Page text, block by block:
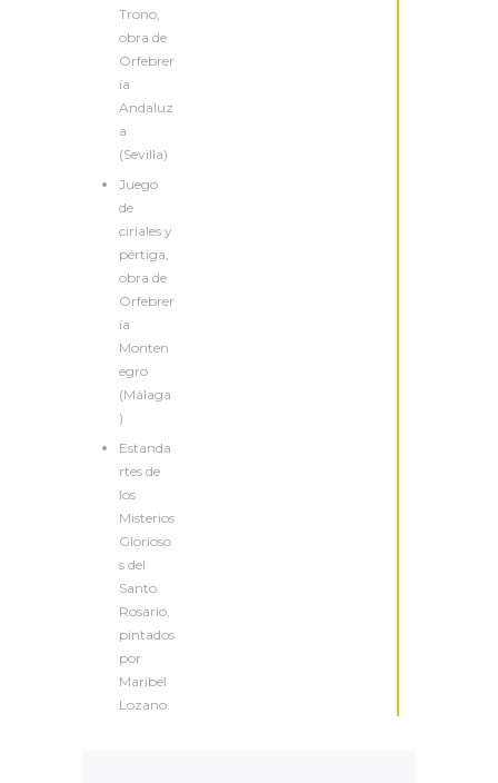
Trono,
obra de
Orfebrer
ía
Andaluz
a
(Sevilla)
Juego
de
ciriales y
pértiga,
obra de
Orfebrer
ía
Monten
egro
(Málaga
)
Estanda
rtes de
los
Misterios
Glorioso
s del
Santo
Rosario,
pintados
por
Maribel
Lozano.